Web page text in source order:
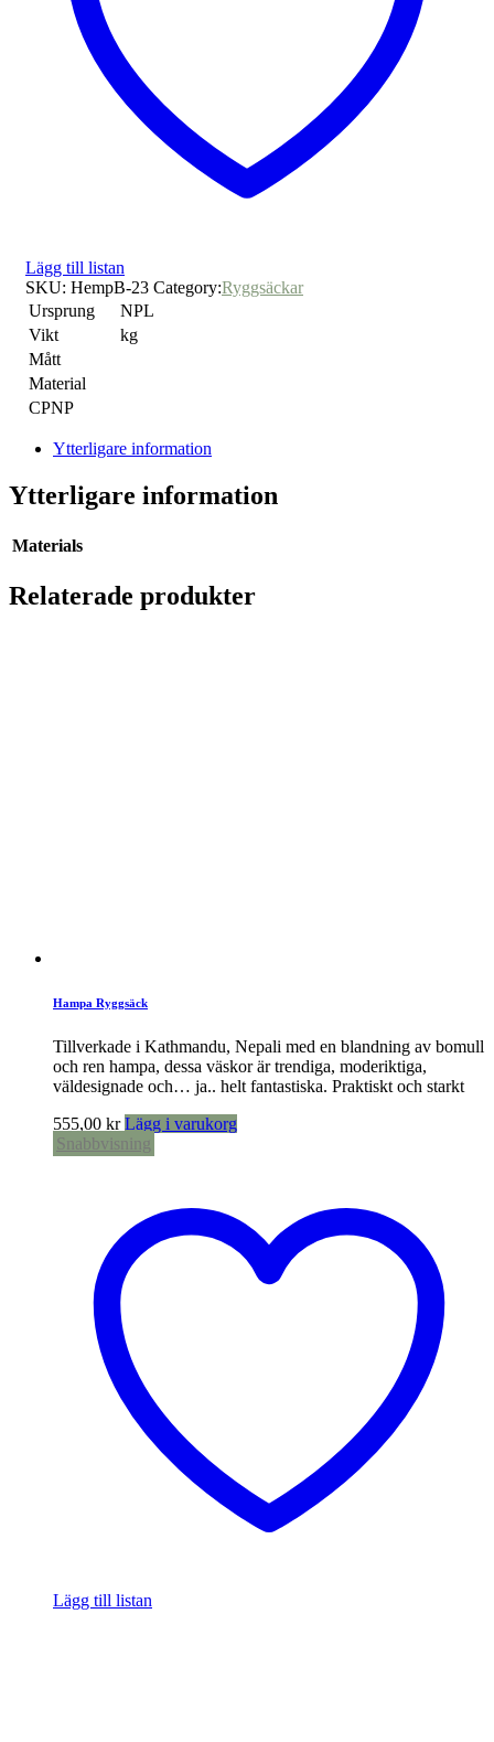
Lägg till listan
SKU: HempB-23 Category:Ryggsäckar
Ursprung
NPL
Vikt
kg
Mått
Material
CPNP
Ytterligare information
Ytterligare information
Materials
Relaterade produkter
Hampa Ryggsäck
Tillverkade i Kathmandu, Nepali med en blandning av bomull
och ren hampa, dessa väskor är trendiga, moderiktiga,
väldesignade och… ja.. helt fantastiska. Praktiskt och starkt
555,00 kr Lägg i varukorg
Snabbvisning
Lägg till listan